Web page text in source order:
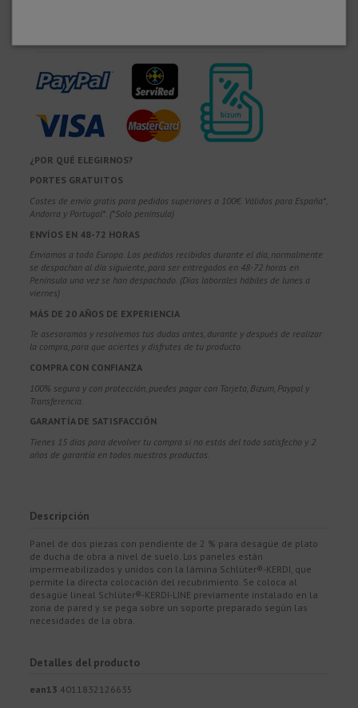
¿POR QUÉ ELEGIRNOS?
PORTES GRATUITOS
Costes de envío gratis para pedidos superiores a 100€. Válidos para España*,
Andorra y Portugal*. (*Solo península)
ENVÍOS EN 48-72 HORAS
Enviamos a toda Europa. Los pedidos recibidos durante el día, normalmente
se despachan al día siguiente, para ser entregados en 48-72 horas en
Península una vez se han despachado. (Días laborales hábiles de lunes a
viernes)
MÁS DE 20 AÑOS DE EXPERIENCIA
Te asesoramos y resolvemos tus dudas antes, durante y después de realizar
la compra, para que aciertes y disfrutes de tu producto.
COMPRA CON CONFIANZA
100% segura y con protección, puedes pagar con Tarjeta, Bizum, Paypal y
Transferencia.
GARANTÍA DE SATISFACCIÓN
Tienes 15 días para devolver tu compra si no estás del todo satisfecho y 2
años de garantía en todos nuestros productos.
Descripción
Panel de dos piezas con pendiente de 2 % para desagüe de plato
de ducha de obra a nivel de suelo. Los paneles están
impermeabilizados y unidos con la lámina Schlüter®-KERDI, que
permite la directa colocación del recubrimiento. Se coloca al
desagüe lineal Schlüter®-KERDI-LINE previamente instalado en la
zona de pared y se pega sobre un soporte preparado según las
necesidades de la obra.
Detalles del producto
ean13 4011832126635